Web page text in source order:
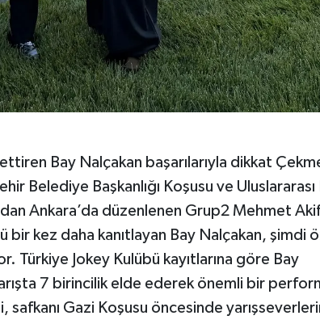
Bay Nalçakan başarılarıyla dikkat
Belediye Başkanlığı Koşusu ve Uluslararası
Ankara’da düzenlenen Grup2 Mehmet
bir kez daha kanıtlayan Bay Nalçakan, şimdi
Türkiye Jokey Kulübü kayıtlarına göre Bay
7 birincilik elde ederek önemli bir
Gazi Koşusu öncesinde